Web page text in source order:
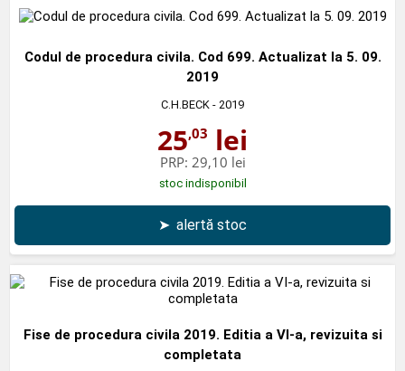
Codul de procedura civila. Cod 699. Actualizat la 5. 09.
2019
C.H.BECK - 2019
25,03 lei
PRP: 29,10 lei
stoc indisponibil
➤ alertă stoc
Fise de procedura civila 2019. Editia a VI-a, revizuita si
completata